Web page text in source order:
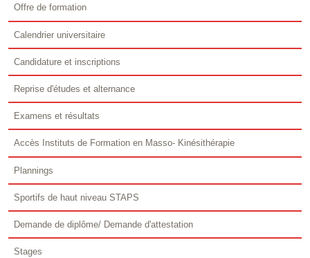
Offre de formation
Calendrier universitaire
Candidature et inscriptions
Reprise d'études et alternance
Examens et résultats
Accès Instituts de Formation en Masso- Kinésithérapie
Plannings
Sportifs de haut niveau STAPS
Demande de diplôme/ Demande d'attestation
Stages